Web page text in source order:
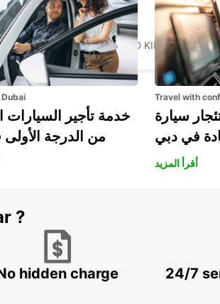
SWANSEA
SWANSEA - UNITED KINGDOM
خدمة تأجير السيارات
من الدرجة
Travel with
سيارة
في دبي
أقرأ المزيد
?
hidden charge
24/7